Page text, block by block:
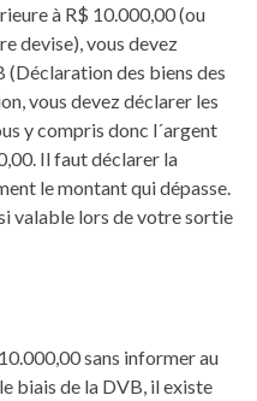
à R$ 10.000,00 (ou
devise), vous devez
(Déclaration des biens des
vous devez déclarer les
y compris donc l´argent
Il faut déclarer la
le montant qui dépasse.
valable lors de votre sortie
sans informer au
biais de la DVB, il existe